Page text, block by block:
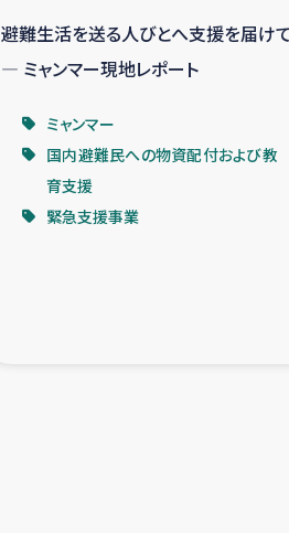
避難生活を送る人びとへ支援を届け
― ミャンマー現地レポート
ミャンマー
国内避難民への物資配付および教
育支援
緊急支援事業